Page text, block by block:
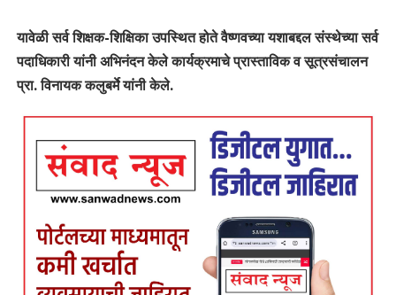
यावेळी सर्व शिक्षक-शिक्षिका उपस्थित होते वैष्णवच्या यशाबद्दल संस्थेच्या सर्व
पदाधिकारी यांनी अभिनंदन केले कार्यक्रमाचे प्रास्ताविक व सूत्रसंचालन
प्रा. विनायक कलुबर्मे यांनी केले.